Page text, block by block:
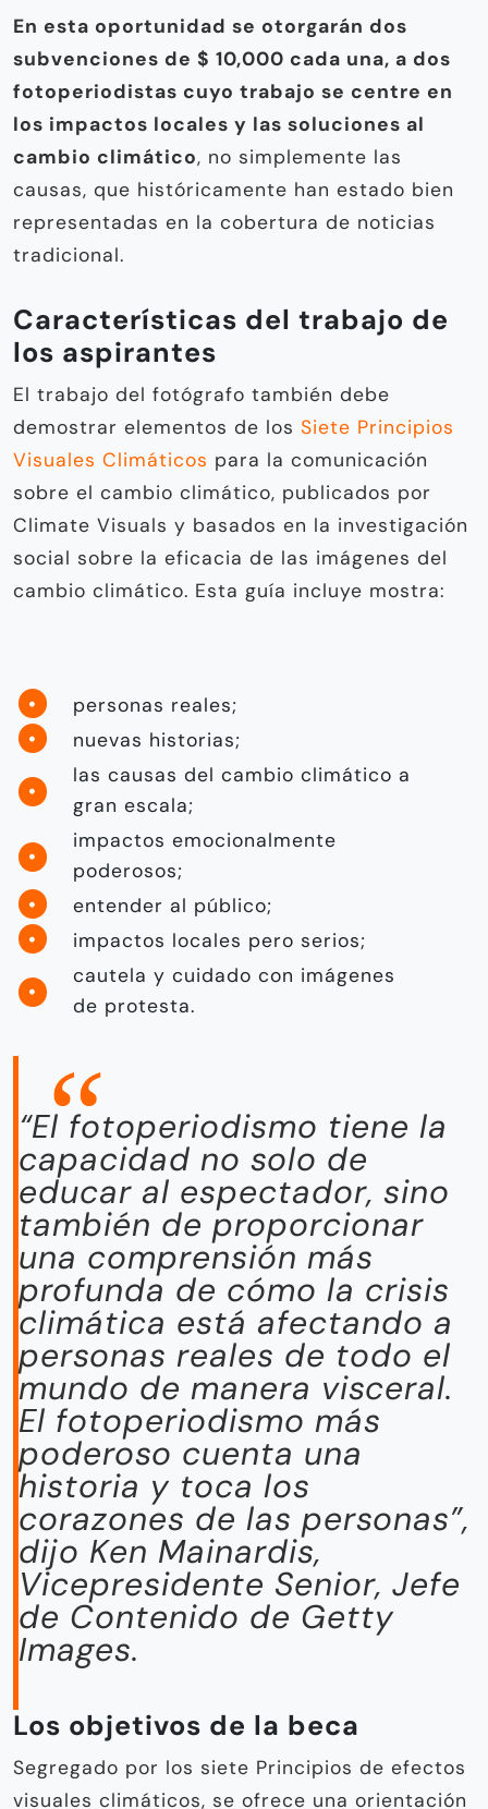
En esta oportunidad se otorgarán dos
subvenciones de $ 10,000 cada una, a dos
fotoperiodistas cuyo trabajo se centre en
los impactos locales y las soluciones al
cambio climático, no simplemente las
causas, que históricamente han estado bien
representadas en la cobertura de noticias
tradicional.
Características del trabajo de
los aspirantes
El trabajo del fotógrafo también debe
demostrar elementos de los Siete Principios
Visuales Climáticos para la comunicación
sobre el cambio climático, publicados por
Climate Visuals y basados en la investigación
social sobre la eficacia de las imágenes del
cambio climático. Esta guía incluye mostra:
personas reales;
nuevas historias;
las causas del cambio climático a
gran escala;
impactos emocionalmente
poderosos;
entender al público;
impactos locales pero serios;
cautela y cuidado con imágenes
de protesta.
“El fotoperiodismo tiene la
capacidad no solo de
educar al espectador, sino
también de proporcionar
una comprensión más
profunda de cómo la crisis
climática está afectando a
personas reales de todo el
mundo de manera visceral.
El fotoperiodismo más
poderoso cuenta una
historia y toca los
corazones de las personas”,
dijo Ken Mainardis,
Vicepresidente Senior, Jefe
de Contenido de Getty
Images.
Los objetivos de la beca
Segregado por los siete Principios de efectos
visuales climáticos, se ofrece una orientación